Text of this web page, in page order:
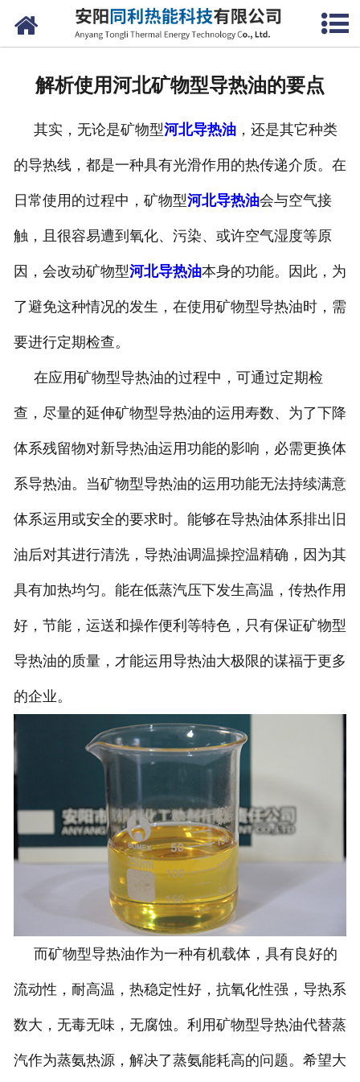
网站首页
解析使用河北矿物型导热油的要点
其实，无论是矿物型河北导热油，还是其它种类
的导热线，都是一种具有光滑作用的热传递介质。在
日常使用的过程中，矿物型河北导热油会与空气接
触，且很容易遭到氧化、污染、或许空气湿度等原
因，会改动矿物型河北导热油本身的功能。因此，为
了避免这种情况的发生，在使用矿物型导热油时，需
要进行定期检查。
在应用矿物型导热油的过程中，可通过定期检
查，尽量的延伸矿物型导热油的运用寿数、为了下降
体系残留物对新导热油运用功能的影响，必需更换体
系导热油。当矿物型导热油的运用功能无法持续满意
体系运用或安全的要求时。能够在导热油体系排出旧
油后对其进行清洗，导热油调温操控温精确，因为其
具有加热均匀。能在低蒸汽压下发生高温，传热作用
好，节能，运送和操作便利等特色，只有保证矿物型
导热油的质量，才能运用导热油大极限的谋福于更多
的企业。
而矿物型导热油作为一种有机载体，具有良好的
流动性，耐高温，热稳定性好，抗氧化性强，导热系
数大，无毒无味，无腐蚀。利用矿物型导热油代替蒸
汽作为蒸氨热源，解决了蒸氨能耗高的问题。希望大